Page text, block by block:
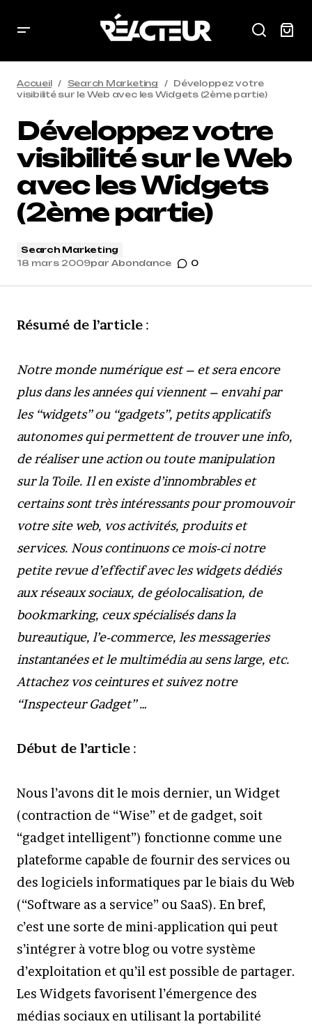
Accueil Search Marketing
Développez votre
visibilité sur le Web avec les Widgets (2ème partie)
Développez votre
visibilité sur le Web
avec les Widgets
(2ème partie)
Search Marketing
18 mars 2009par Abondance 0
Résumé de l’article :
Notre monde numérique est – et sera encore
plus dans les années qui viennent – envahi par
les “widgets” ou “gadgets”, petits applicatifs
autonomes qui permettent de trouver une info,
de réaliser une action ou toute manipulation
sur la Toile. Il en existe d’innombrables et
certains sont très intéressants pour promouvoir
votre site web, vos activités, produits et
services. Nous continuons ce mois-ci notre
petite revue d’effectif avec les widgets dédiés
aux réseaux sociaux, de géolocalisation, de
bookmarking, ceux spécialisés dans la
bureautique, l’e-commerce, les messageries
instantanées et le multimédia au sens large, etc.
Attachez vos ceintures et suivez notre
“Inspecteur Gadget” …
Début de l’article :
Nous l’avons dit le mois dernier, un Widget
(contraction de “Wise” et de gadget, soit
“gadget intelligent”) fonctionne comme une
plateforme capable de fournir des services ou
des logiciels informatiques par le biais du Web
(“Software as a service” ou SaaS). En bref,
c’est une sorte de mini-application qui peut
s’intégrer à votre blog ou votre système
d’exploitation et qu’il est possible de partager.
Les Widgets favorisent l’émergence des
médias sociaux en utilisant la portabilité